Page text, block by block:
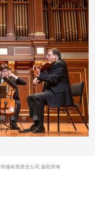
播有限责任公司 版权所有